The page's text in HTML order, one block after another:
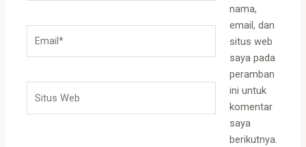
Web
nama,
email, dan
situs web
saya pada
peramban
ini untuk
komentar
saya
berikutnya.